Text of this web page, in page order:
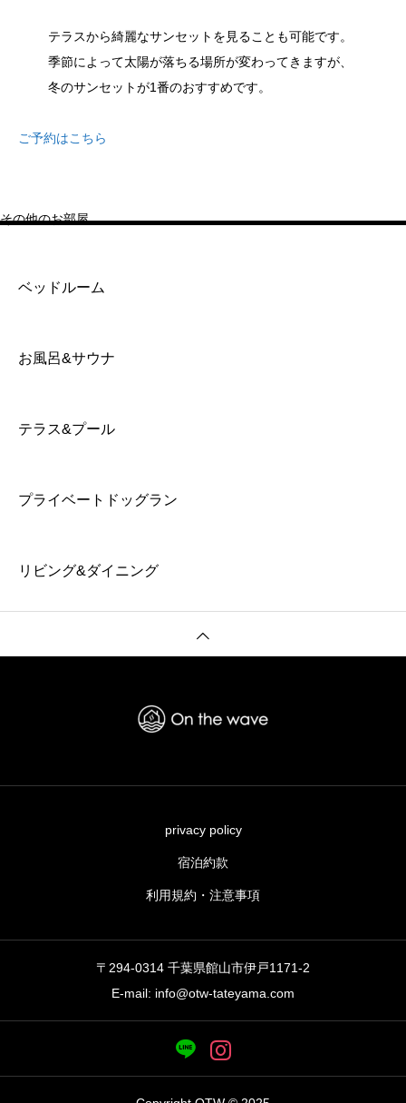
テラスから綺麗なサンセットを見ることも可能です。
季節によって太陽が落ちる場所が変わってきますが、
冬のサンセットが1番のおすすめです。
ご予約はこちら
その他のお部屋
ベッドルーム
お風呂&サウナ
テラス&プール
プライベートドッグラン
リビング&ダイニング
privacy policy
宿泊約款
利用規約・注意事項
〒294-0314 千葉県館山市伊戸1171-2
E-mail: info@otw-tateyama.com